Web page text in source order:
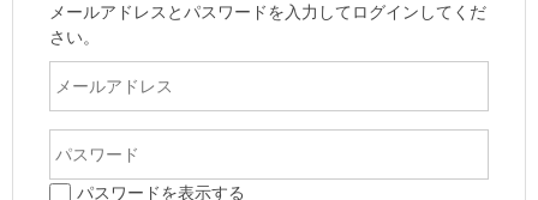
メールアドレスとパスワードを入力してログインしてくだ
さい。
パスワードを表示する